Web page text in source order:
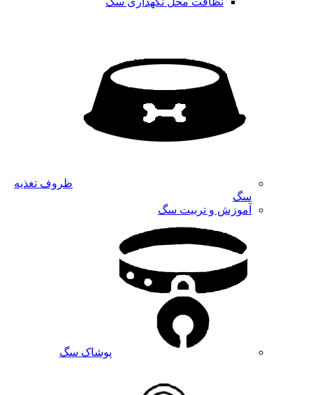
ظروف تغذیه
سگ
آموزش و تربیت سگ
پوشاک سگ